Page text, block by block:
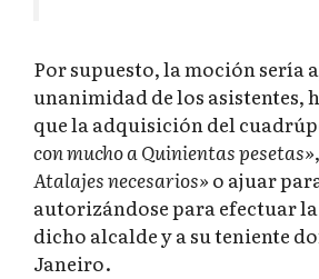
Por supuesto, la moción sería
unanimidad de los asistentes,
que la adquisición del
con mucho a Quinientas pesetas»
Atalajes necesarios»o ajuar
autorizándose para efectuar
dicho alcalde y a su teniente
Janeiro.